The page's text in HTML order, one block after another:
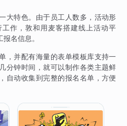
大特色。由于员工人数多，活动形
作，敦和用麦客搭建线上活动平
名信息。
，并配有海量的表单模板库支持一
分钟时间，就可以制作各类主题鲜
自动收集到完整的报名名单，方便